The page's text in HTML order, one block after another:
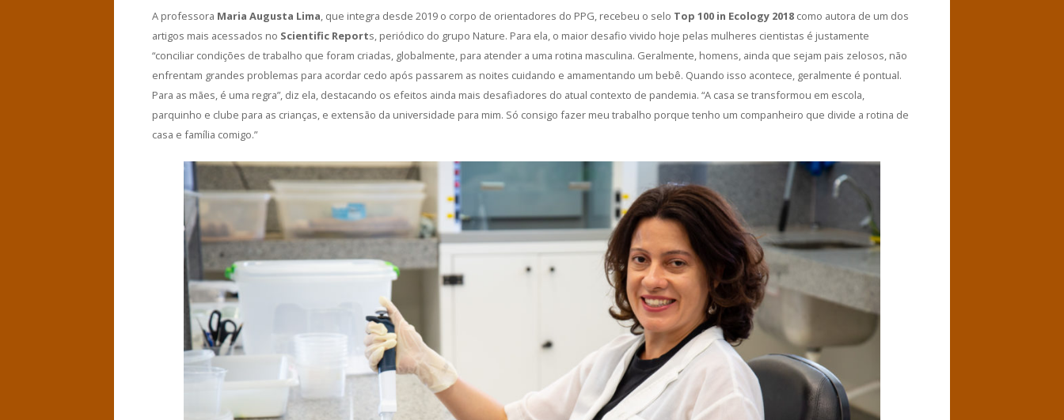
A professora Maria Augusta Lima, que integra desde 2019 o corpo de orientadores do PPG, recebeu o selo Top 100 in Ecology 2018 como autora de um dos
artigos mais acessados no Scientific Reports, periódico do grupo Nature. Para ela, o maior desafio vivido hoje pelas mulheres cientistas é justamente
“conciliar condições de trabalho que foram criadas, globalmente, para atender a uma rotina masculina. Geralmente, homens, ainda que sejam pais zelosos, não
enfrentam grandes problemas para acordar cedo após passarem as noites cuidando e amamentando um bebê. Quando isso acontece, geralmente é pontual.
Para as mães, é uma regra”, diz ela, destacando os efeitos ainda mais desafiadores do atual contexto de pandemia. “A casa se transformou em escola,
parquinho e clube para as crianças, e extensão da universidade para mim. Só consigo fazer meu trabalho porque tenho um companheiro que divide a rotina de
casa e família comigo.”